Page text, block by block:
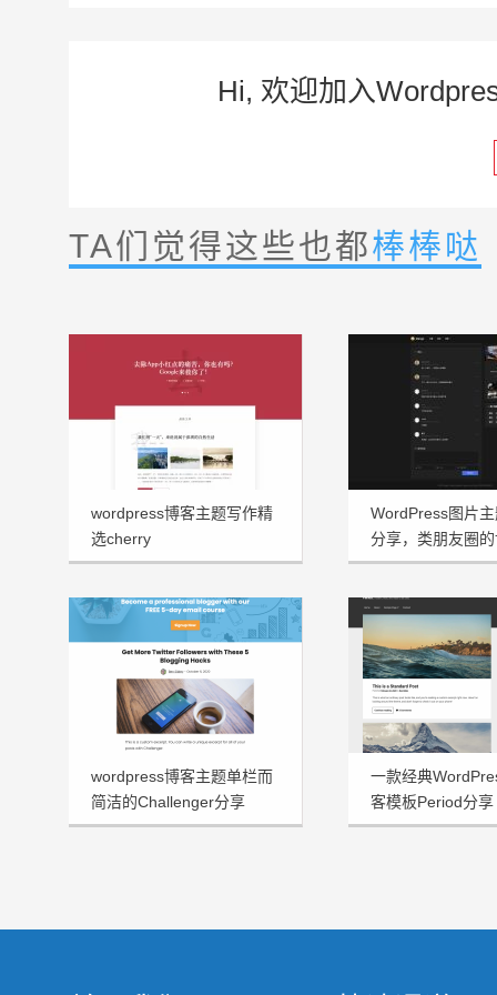
Hi, 欢迎加入
TA们觉得这些也都棒棒哒
wordpress博客主题写作精
选cherry
WordPress图片
分享，类朋友圈
wordpress博客主题单栏而
简洁的Challenger分享
一款经典
客模板Period分享